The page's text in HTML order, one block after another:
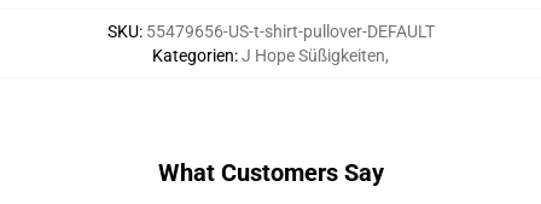
SKU: 55479656-US-t-shirt-pullover-DEFAULT
Kategorien:J Hope Süßigkeiten,
What Customers Say